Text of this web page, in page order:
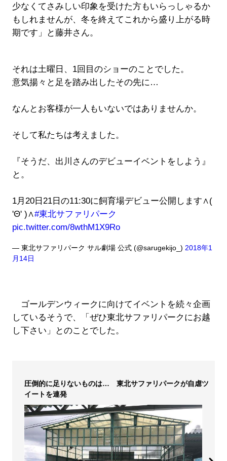
少なくてさみしい印象を受けた方もいらっしゃるか
もしれませんが、冬を終えてこれから盛り上がる時
期です」と藤井さん。
それは土曜日、1回目のショーのことでした。
意気揚々と足を踏み出したその先に…
なんとお客様が一人もいないではありませんか。
そして私たちは考えました。
『そうだ、出川さんのデビューイベントをしよう』
と。
1月20日21日の11:30に飼育場デビュー公開します∧(
'Θ' )∧#東北サファリパーク
pic.twitter.com/8wthM1X9Ro
— 東北サファリパーク サル劇場 公式 (@sarugekijo_) 2018年1
月14日
ゴールデンウィークに向けてイベントを続々企画
しているそうで、「ぜひ東北サファリパークにお越
し下さい」とのことでした。
圧倒的に足りないものは… 東北サファリパークが自虐ツ
イートを連発